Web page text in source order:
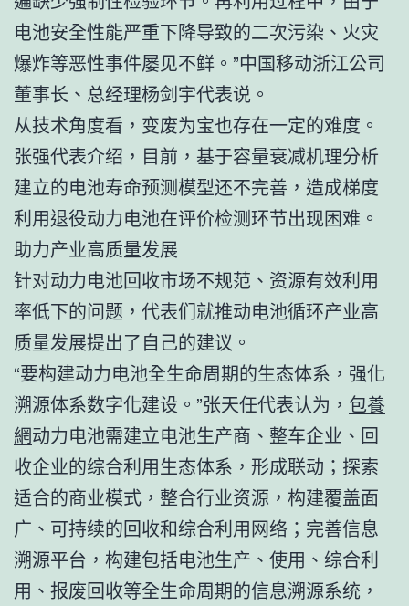
电池安全性能严重下降导致的二次污染、火灾
爆炸等恶性事件屡见不鲜。”中国移动浙江公司
董事长、总经理杨剑宇代表说。
从技术角度看，变废为宝也存在一定的难度。
张强代表介绍，目前，基于容量衰减机理分析
建立的电池寿命预测模型还不完善，造成梯度
利用退役动力电池在评价检测环节出现困难。
助力产业高质量发展
针对动力电池回收市场不规范、资源有效利用
率低下的问题，代表们就推动电池循环产业高
质量发展提出了自己的建议。
“要构建动力电池全生命周期的生态体系，强化
溯源体系数字化建设。”张天任代表认为， 包養
網动力电池需建立电池生产商、整车企业、回
收企业的综合利用生态体系，形成联动；探索
适合的商业模式，整合行业资源，构建覆盖面
广、可持续的回收和综合利用网络；完善信息
溯源平台，构建包括电池生产、使用、综合利
用、报废回收等全生命周期的信息溯源系统，